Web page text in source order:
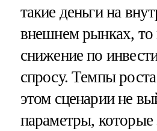
такие деньги на
внешнем рынках, то
снижение по
спросу. Темпы
этом сценарии не
параметры,